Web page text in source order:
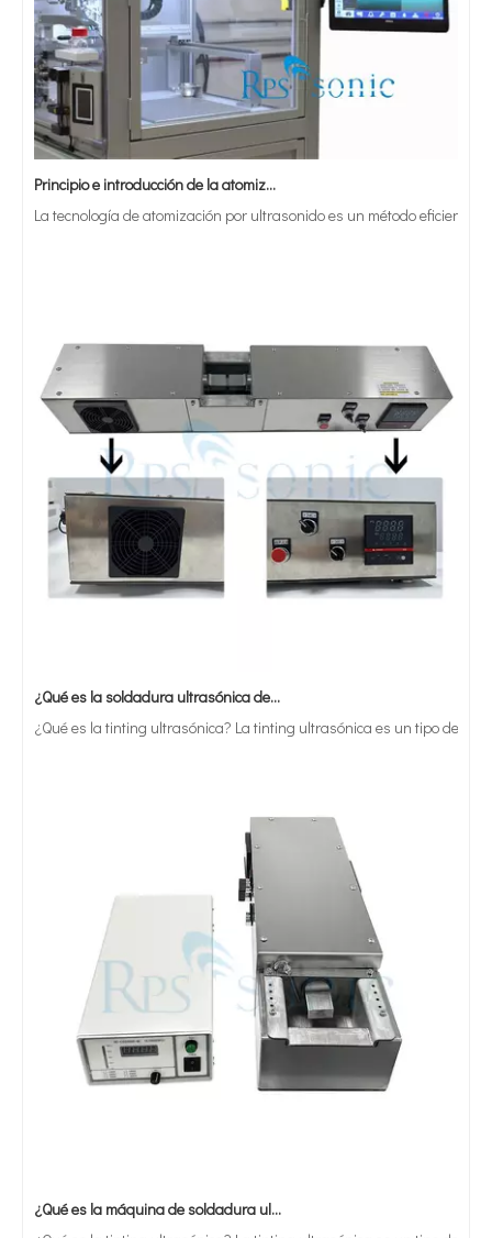
Principio e introducción de la atomización ultrasónica de metales.
La tecnología de atomización por ultrasonido es un método eficiente
¿Qué es la tinting ultrasónica? La tinting ultrasónica es un tipo de
¿Qué es la tinting ultrasónica? La tinting ultrasónica es un tipo de